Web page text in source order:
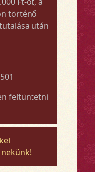
történő
után
feltüntetni